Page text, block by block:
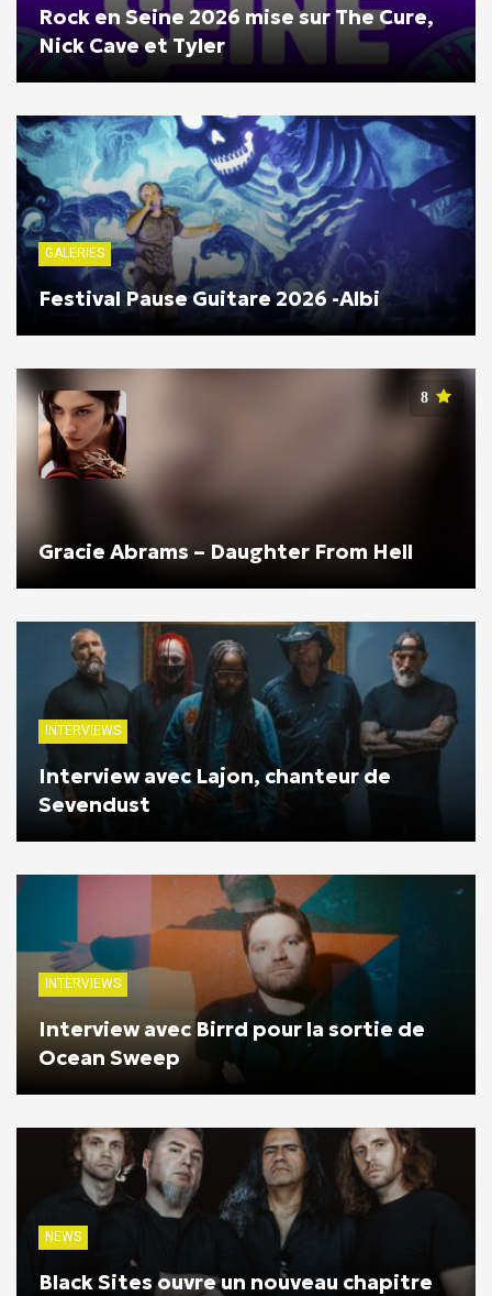
Rock en Seine 2026 mise sur The Cure,
Nick Cave et Tyler
GALERIES
Festival Pause Guitare 2026 -Albi
8
Gracie Abrams – Daughter From Hell
INTERVIEWS
Interview avec Lajon, chanteur de
Sevendust
INTERVIEWS
Interview avec Birrd pour la sortie de
Ocean Sweep
NEWS
Black Sites ouvre un nouveau chapitre